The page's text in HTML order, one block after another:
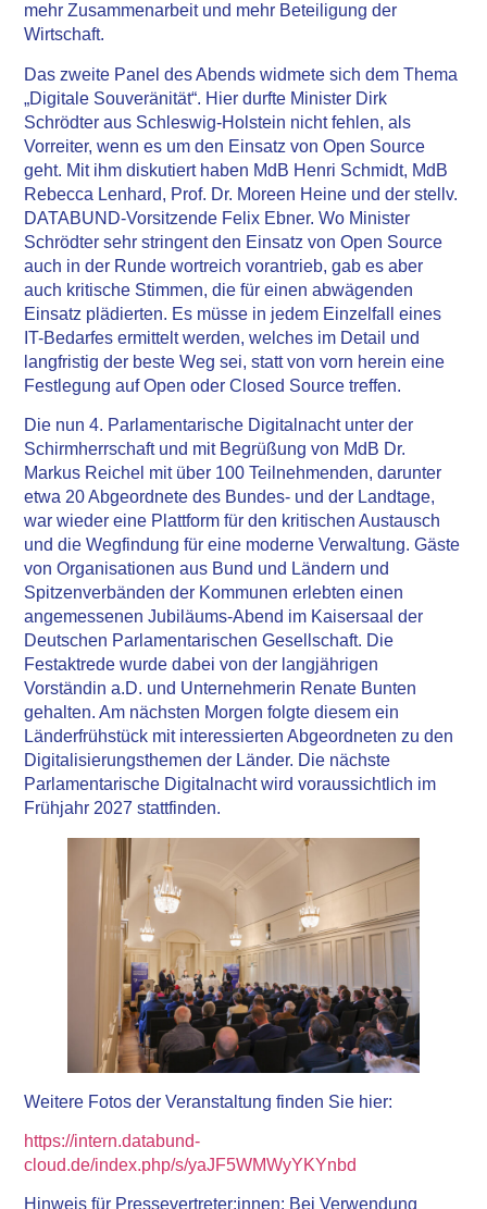
mehr Zusammenarbeit und mehr Beteiligung der
Wirtschaft.
Das zweite Panel des Abends widmete sich dem Thema
„Digitale Souveränität“. Hier durfte Minister Dirk
Schrödter aus Schleswig-Holstein nicht fehlen, als
Vorreiter, wenn es um den Einsatz von Open Source
geht. Mit ihm diskutiert haben MdB Henri Schmidt, MdB
Rebecca Lenhard, Prof. Dr. Moreen Heine und der stellv.
DATABUND-Vorsitzende Felix Ebner. Wo Minister
Schrödter sehr stringent den Einsatz von Open Source
auch in der Runde wortreich vorantrieb, gab es aber
auch kritische Stimmen, die für einen abwägenden
Einsatz plädierten. Es müsse in jedem Einzelfall eines
IT-Bedarfes ermittelt werden, welches im Detail und
langfristig der beste Weg sei, statt von vorn herein eine
Festlegung auf Open oder Closed Source treffen.
Die nun 4. Parlamentarische Digitalnacht unter der
Schirmherrschaft und mit Begrüßung von MdB Dr.
Markus Reichel mit über 100 Teilnehmenden, darunter
etwa 20 Abgeordnete des Bundes- und der Landtage,
war wieder eine Plattform für den kritischen Austausch
und die Wegfindung für eine moderne Verwaltung. Gäste
von Organisationen aus Bund und Ländern und
Spitzenverbänden der Kommunen erlebten einen
angemessenen Jubiläums-Abend im Kaisersaal der
Deutschen Parlamentarischen Gesellschaft. Die
Festaktrede wurde dabei von der langjährigen
Vorständin a.D. und Unternehmerin Renate Bunten
gehalten. Am nächsten Morgen folgte diesem ein
Länderfrühstück mit interessierten Abgeordneten zu den
Digitalisierungsthemen der Länder. Die nächste
Parlamentarische Digitalnacht wird voraussichtlich im
Frühjahr 2027 stattfinden.
Weitere Fotos der Veranstaltung finden Sie hier:
https://intern.databund-
cloud.de/index.php/s/yaJF5WMWyYKYnbd
Hinweis für Pressevertreter:innen: Bei Verwendung